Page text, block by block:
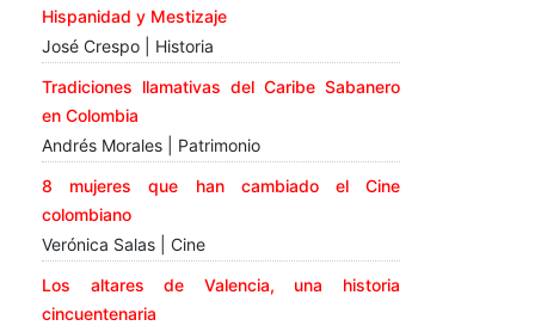
Hispanidad y Mestizaje
José Crespo | Historia
Tradiciones llamativas del Caribe Sabanero
en Colombia
Andrés Morales | Patrimonio
8 mujeres que han cambiado el Cine
colombiano
Verónica Salas | Cine
Los altares de Valencia, una historia
cincuentenaria